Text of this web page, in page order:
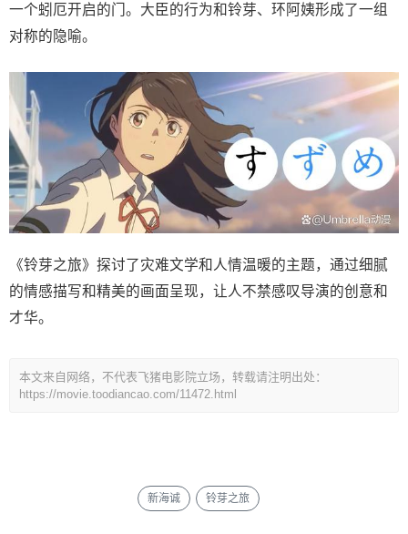
一个蚓厄开启的门。大臣的行为和铃芽、环阿姨形成了一组
对称的隐喻。
《铃芽之旅》探讨了灾难文学和人情温暖的主题，通过细腻
的情感描写和精美的画面呈现，让人不禁感叹导演的创意和
才华。
本文来自网络，不代表飞猪电影院立场，转载请注明出处：
https://movie.toodiancao.com/11472.html
新海诚 铃芽之旅